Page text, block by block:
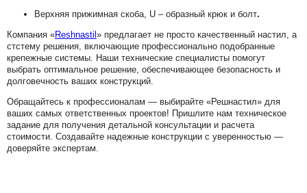
Верхняя прижимная скоба, U – образный крюк и болт.
Компания «Reshnastil » предлагает не просто качественный настил, а
стстему решения, включающие профессионально подобранные
крепежные системы. Наши технические специалисты помогут
выбрать оптимальное решение, обеспечивающее безопасность и
долговечность ваших конструкций.
Обращайтесь к профессионалам — выбирайте «Решнастил» для
ваших самых ответственных проектов! Пришлите нам техническое
задание для получения детальной консультации и расчета
стоимости. Создавайте надежные конструкции с уверенностью —
доверяйте экспертам.